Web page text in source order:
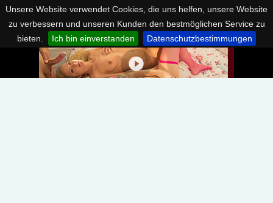
Unsere Website verwendet Cookies, die uns helfen, unsere Website
zu verbessern und unseren Kunden den bestmöglichen Service zu
bieten.
Ich bin einverstanden Datenschutzbestimmungen